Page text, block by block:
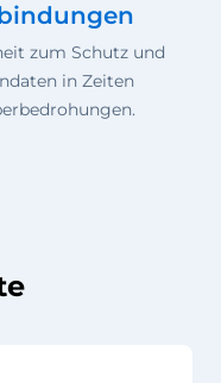
zum Schutz und
in Zeiten